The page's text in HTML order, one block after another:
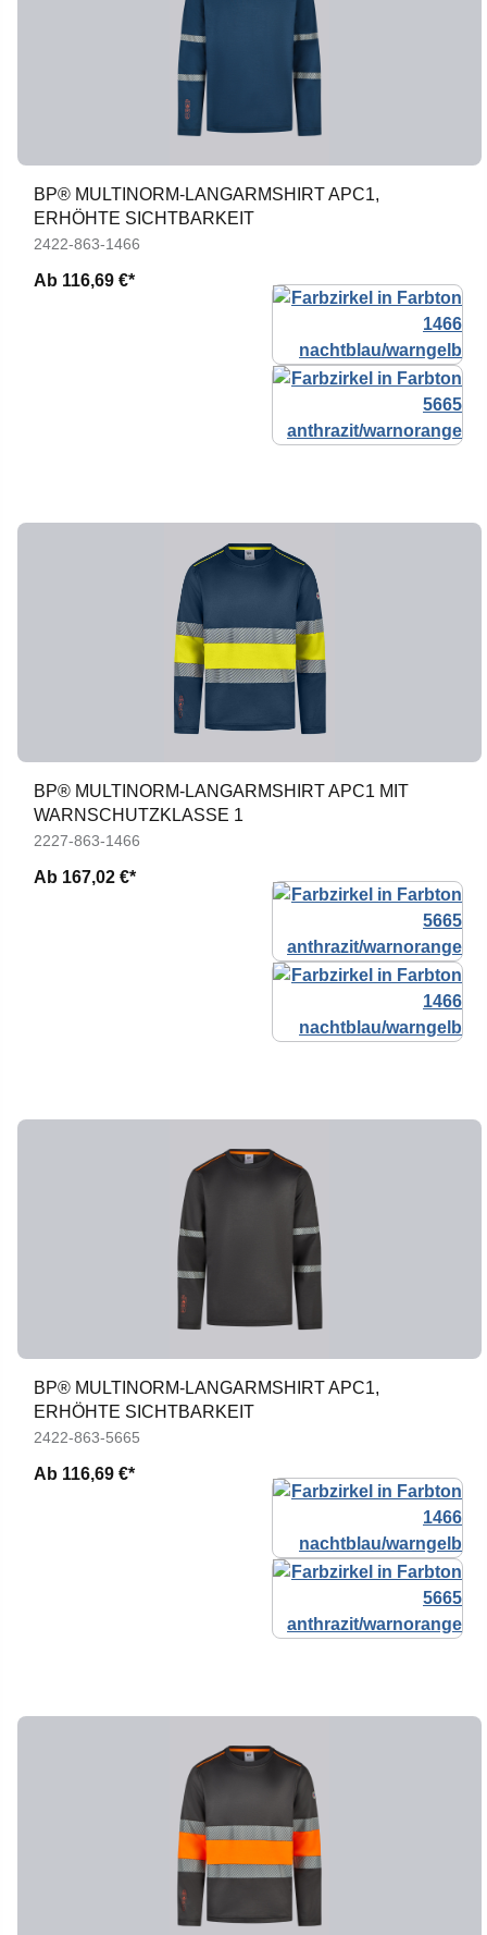
BP® MULTINORM-LANGARMSHIRT APC1,
ERHÖHTE SICHTBARKEIT
2422-863-1466
Ab 116,69 €*
BP® MULTINORM-LANGARMSHIRT APC1 MIT
WARNSCHUTZKLASSE 1
2227-863-1466
Ab 167,02 €*
BP® MULTINORM-LANGARMSHIRT APC1,
ERHÖHTE SICHTBARKEIT
2422-863-5665
Ab 116,69 €*